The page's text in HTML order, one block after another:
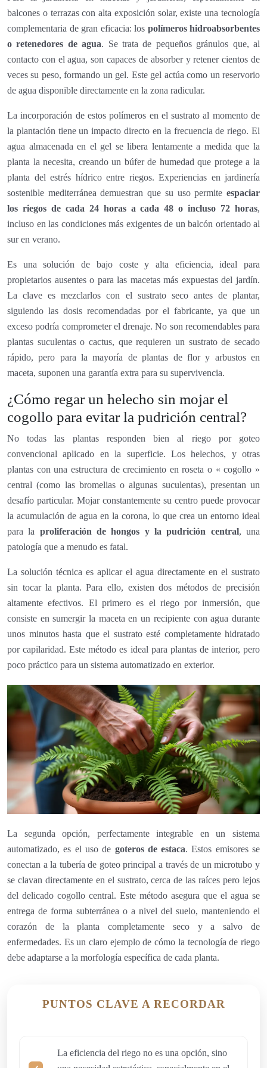
balcones o terrazas con alta exposición solar, existe una tecnología
complementaria de gran eficacia: los polímeros hidroabsorbentes
o retenedores de agua. Se trata de pequeños gránulos que, al
contacto con el agua, son capaces de absorber y retener cientos de
veces su peso, formando un gel. Este gel actúa como un reservorio
de agua disponible directamente en la zona radicular.
La incorporación de estos polímeros en el sustrato al momento de
la plantación tiene un impacto directo en la frecuencia de riego. El
agua almacenada en el gel se libera lentamente a medida que la
planta la necesita, creando un búfer de humedad que protege a la
planta del estrés hídrico entre riegos. Experiencias en jardinería
sostenible mediterránea demuestran que su uso permite espaciar
los riegos de cada 24 horas a cada 48 o incluso 72 horas,
incluso en las condiciones más exigentes de un balcón orientado al
sur en verano.
Es una solución de bajo coste y alta eficiencia, ideal para
propietarios ausentes o para las macetas más expuestas del jardín.
La clave es mezclarlos con el sustrato seco antes de plantar,
siguiendo las dosis recomendadas por el fabricante, ya que un
exceso podría comprometer el drenaje. No son recomendables para
plantas suculentas o cactus, que requieren un sustrato de secado
rápido, pero para la mayoría de plantas de flor y arbustos en
maceta, suponen una garantía extra para su supervivencia.
¿Cómo regar un helecho sin mojar el
cogollo para evitar la pudrición central?
No todas las plantas responden bien al riego por goteo
convencional aplicado en la superficie. Los helechos, y otras
plantas con una estructura de crecimiento en roseta o « cogollo »
central (como las bromelias o algunas suculentas), presentan un
desafío particular. Mojar constantemente su centro puede provocar
la acumulación de agua en la corona, lo que crea un entorno ideal
para la proliferación de hongos y la pudrición central, una
patología que a menudo es fatal.
La solución técnica es aplicar el agua directamente en el sustrato
sin tocar la planta. Para ello, existen dos métodos de precisión
altamente efectivos. El primero es el riego por inmersión, que
consiste en sumergir la maceta en un recipiente con agua durante
unos minutos hasta que el sustrato esté completamente hidratado
por capilaridad. Este método es ideal para plantas de interior, pero
poco práctico para un sistema automatizado en exterior.
La segunda opción, perfectamente integrable en un sistema
automatizado, es el uso de goteros de estaca. Estos emisores se
conectan a la tubería de goteo principal a través de un microtubo y
se clavan directamente en el sustrato, cerca de las raíces pero lejos
del delicado cogollo central. Este método asegura que el agua se
entrega de forma subterránea o a nivel del suelo, manteniendo el
corazón de la planta completamente seco y a salvo de
enfermedades. Es un claro ejemplo de cómo la tecnología de riego
debe adaptarse a la morfología específica de cada planta.
PUNTOS CLAVE A RECORDAR
La eficiencia del riego no es una opción, sino